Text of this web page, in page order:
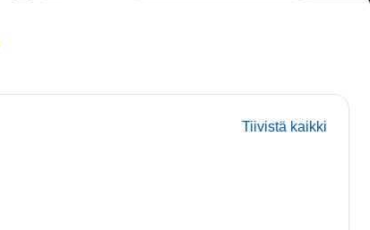
Tiivistä kaikki